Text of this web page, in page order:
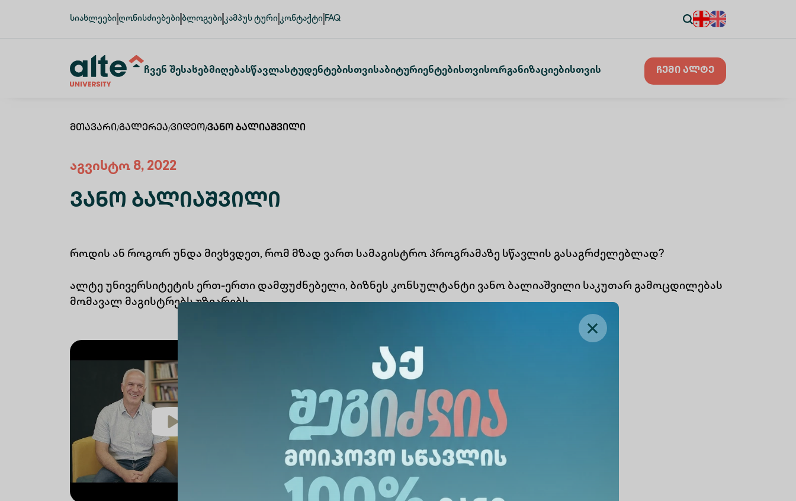
სიახლეები ღონისძიებები ბლოგები კამპუს ტური კონტაქტი FAQ
Ჩვენ ᲨესახებᲛიღებაᲡწავლაᲡტუდენტებისთვისᲐბიტურიენტებისთვისᲝრგანიზაციებისთვის ჩემი ალტე
Მთავარი/Გალერეა/Ვიდეო/Ვანო Ბალიაშვილი
აგვისტო 8, 2022
Ვანო Ბალიაშვილი
როდის ან როგორ უნდა მივხვდეთ, რომ მზად ვართ სამაგისტრო პროგრამაზე სწავლის გასაგრძელებლად?
ალტე უნივერსიტეტის ერთ-ერთი დამფუძნებელი, ბიზნეს კონსულტანტი ვანო ბალიაშვილი საკუთარ გამოცდილებას
მომავალ მაგისტრებს უზიარებს.